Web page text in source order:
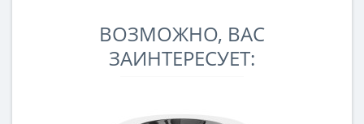
ВОЗМОЖНО, ВАС
ЗАИНТЕРЕСУЕТ: